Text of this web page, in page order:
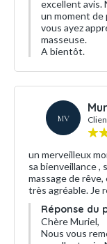
excellent avis.
un moment de
vous ayez
masseuse.
A bientôt.
MV
un merveilleux
sa bienveillance ,
massage de
très agréable. Je
Réponse du
Chère Muriel,
Nous vous